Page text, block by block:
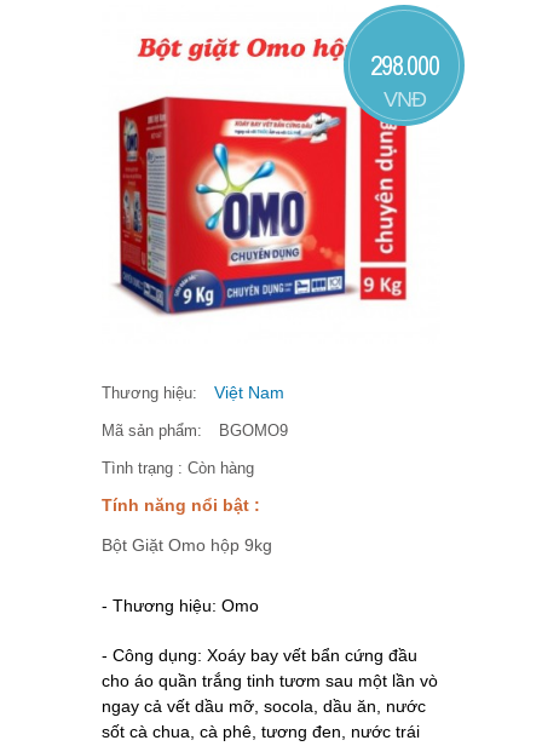
298.000
VNĐ
Thương hiệu: Việt Nam
Mã sản phẩm: BGOMO9
Tình trạng : Còn hàng
Tính năng nổi bật :
Bột Giặt Omo hộp 9kg
- Thương hiệu: Omo
- Công dụng: Xoáy bay vết bẩn cứng đầu
cho áo quần trắng tinh tươm sau một lần vò
ngay cả vết dầu mỡ, socola, dầu ăn, nước
sốt cà chua, cà phê, tương đen, nước trái